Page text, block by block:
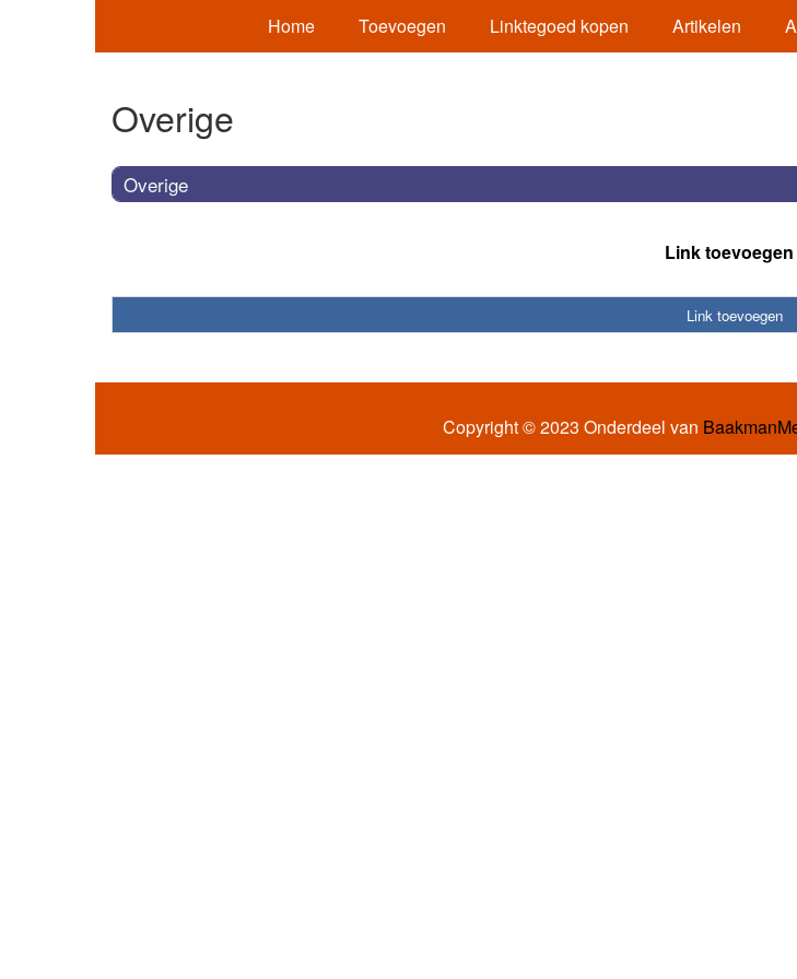
Home Toevoegen Linktegoed kopen Artikelen
Overige
Overige
Link toevoegen
Link toevoegen
Copyright © 2023 Onderdeel van